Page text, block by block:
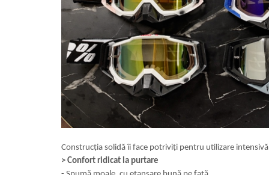
Construcția solidă îi face potriviți pentru utilizare
> Confort ridicat la purtare